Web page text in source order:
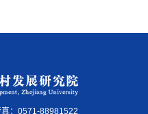
：0571-88981522